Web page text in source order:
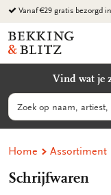
Ga
naar
content
Vanaf €29 gratis bezorgd
Bekking
&
B.V.
Vind wat je
Zoeken
Home Assortiment
Schrijfwaren